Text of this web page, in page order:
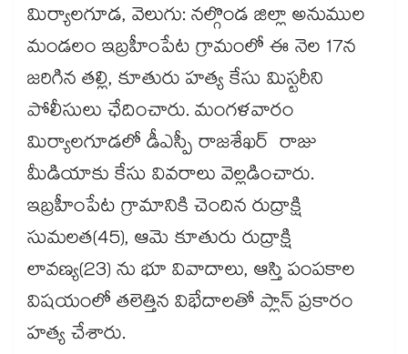
మిర్యాలగూడ, వెలుగు: నల్గొండ జిల్లా అనుముల
మండలం ఇబ్రహీంపేట గ్రామంలో ఈ నెల 17న
జరిగిన తల్లి, కూతురు హత్య కేసు మిస్టరీని
పోలీసులు ఛేదించారు. మంగళవారం
మిర్యాలగూడలో డీఎస్పీ రాజశేఖర్ రాజు
మీడియాకు కేసు వివరాలు వెల్లడించారు.
ఇబ్రహీంపేట గ్రామానికి చెందిన రుద్రాక్షి
సుమలత(45), ఆమె కూతురు రుద్రాక్షి
లావణ్య(23) ను భూ వివాదాలు, ఆస్తి పంపకాల
విషయంలో తలెత్తిన విభేదాలతో ప్లాన్​ ప్రకారం
హత్య చేశారు.